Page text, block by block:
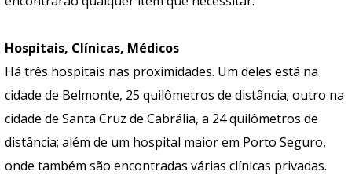
Hospitais, Clínicas, Médicos
Há três hospitais nas proximidades. Um deles está na
cidade de Belmonte, 25 quilômetros de distância; outro na
cidade de Santa Cruz de Cabrália, a 24 quilômetros de
distância; além de um hospital maior em Porto Seguro,
onde também são encontradas várias clínicas privadas.